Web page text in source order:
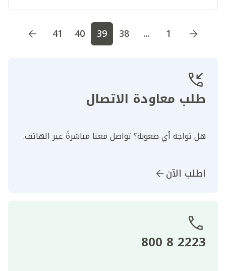
اذهب إلى الصفحة اذهب إلى الصفحة 2اذهب إلى 1
...
38
39
40
41
طلب معاودة الاتصال
هل تواجه أي صعوبة؟ تواصل معنا مباشرةً عبر الهاتف.
اطلب الآن
2223 8 800